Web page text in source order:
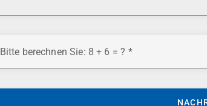
Bitte berechnen Sie: 8 + 6 = ?